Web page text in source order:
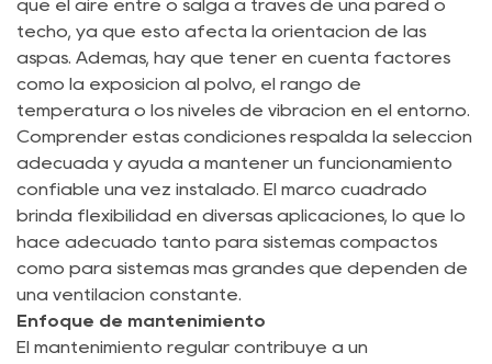
que el aire entre o salga a través de una pared o
techo, ya que esto afecta la orientación de las
aspas. Además, hay que tener en cuenta factores
como la exposición al polvo, el rango de
temperatura o los niveles de vibración en el entorno.
Comprender estas condiciones respalda la selección
adecuada y ayuda a mantener un funcionamiento
confiable una vez instalado. El marco cuadrado
brinda flexibilidad en diversas aplicaciones, lo que lo
hace adecuado tanto para sistemas compactos
como para sistemas más grandes que dependen de
una ventilación constante.
Enfoque de mantenimiento
El mantenimiento regular contribuye a un